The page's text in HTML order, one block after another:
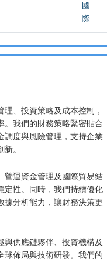
國
際
、投資策略及成本控制，
。我們的財務策略緊密貼合
調度與風險管理，支持企業
。
營運資金管理及國際貿易結
定性。同時，我們持續優化
據分析能力，讓財務決策更
與供應鏈夥伴、投資機構及
球佈局與技術研發。我們的